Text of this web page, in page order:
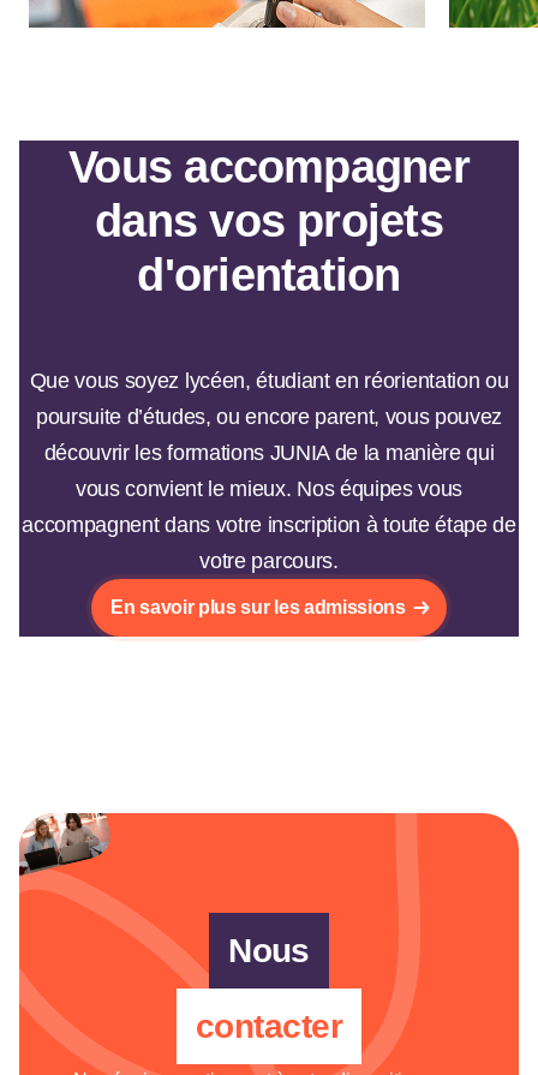
Vous accompagner
dans vos projets
d'orientation
Que vous soyez lycéen, étudiant en réorientation ou
poursuite d’études, ou encore parent, vous pouvez
découvrir les formations JUNIA de la manière qui
vous convient le mieux. Nos équipes vous
accompagnent dans votre inscription à toute étape de
votre parcours.
En savoir plus sur les admissions
Nous
contacter